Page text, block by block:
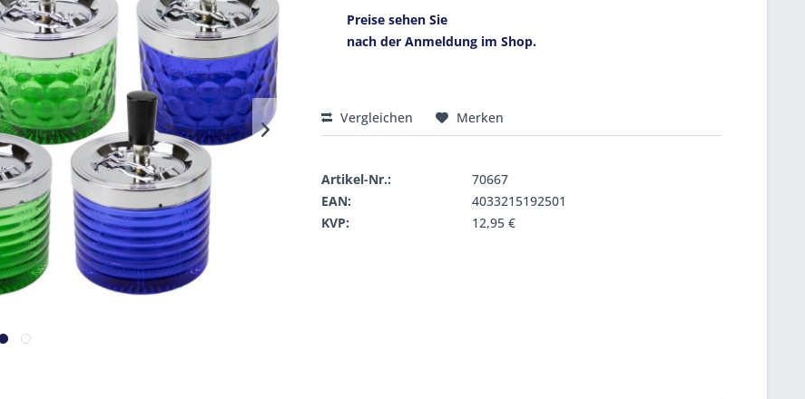
Preise sehen Sie
nach der Anmeldung im Shop.
Vergleichen Merken
Artikel-Nr.:
70667
EAN:
4033215192501
KVP:
12,95 €